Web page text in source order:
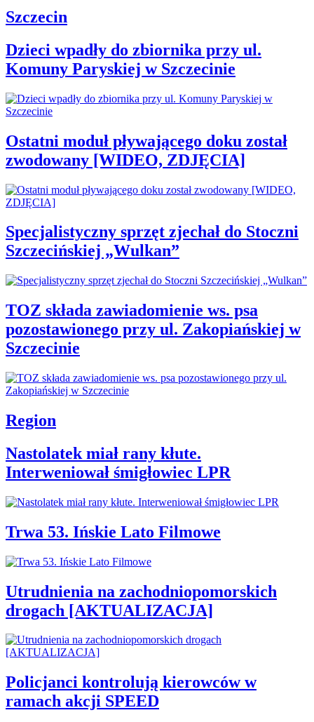
Szczecin
Dzieci wpadły do zbiornika przy ul.
Komuny Paryskiej w Szczecinie
Ostatni moduł pływającego doku został
zwodowany [WIDEO, ZDJĘCIA]
Specjalistyczny sprzęt zjechał do Stoczni
Szczecińskiej „Wulkan”
TOZ składa zawiadomienie ws. psa
pozostawionego przy ul. Zakopiańskiej w
Szczecinie
Region
Nastolatek miał rany kłute.
Interweniował śmigłowiec LPR
Trwa 53. Ińskie Lato Filmowe
Utrudnienia na zachodniopomorskich
drogach [AKTUALIZACJA]
Policjanci kontrolują kierowców w
ramach akcji SPEED